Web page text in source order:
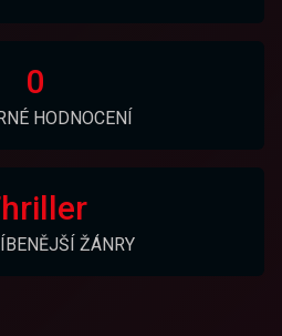
0
HODNOCENÍ
ŽÁNRY